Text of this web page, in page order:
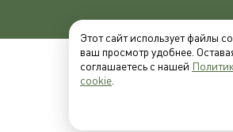
Этот сайт использует файлы
ваш просмотр удобнее.
соглашаетесь с нашей
cookie